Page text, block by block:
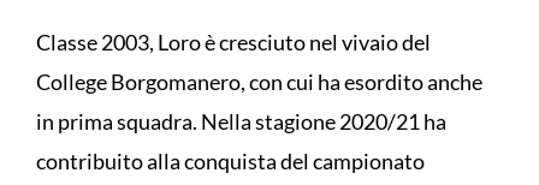
Classe 2003, Loro è cresciuto nel vivaio del
College Borgomanero, con cui ha esordito anche
in prima squadra. Nella stagione 2020/21 ha
contribuito alla conquista del campionato